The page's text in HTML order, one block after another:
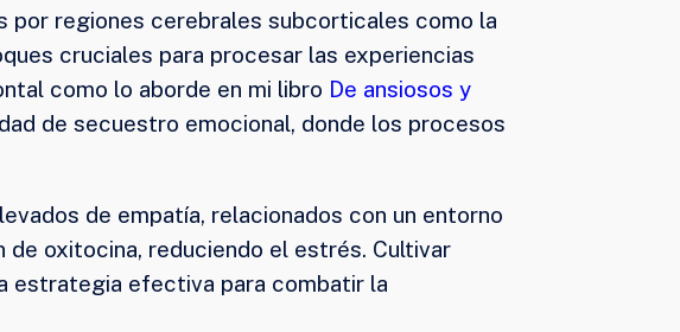
por regiones cerebrales subcorticales como la
cruciales para procesar las experiencias
como lo aborde en mi libro De ansiosos y
de secuestro emocional, donde los procesos
de empatía, relacionados con un entorno
oxitocina, reduciendo el estrés. Cultivar
estrategia efectiva para combatir la